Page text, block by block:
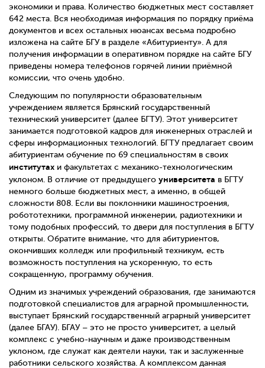
экономики и права. Количество бюджетных мест составляет
642 места. Вся необходимая информация по порядку приёма
документов и всех остальных нюансах весьма подробно
изложена на сайте БГУ в разделе «Абитуриенту». А для
получения информации в оперативном порядке на сайте БГУ
приведены номера телефонов горячей линии приёмной
комиссии, что очень удобно.
Следующим по популярности образовательным
учреждением является Брянский государственный
технический университет (далее БГТУ). Этот университет
занимается подготовкой кадров для инженерных отраслей и
сферы информационных технологий. БГТУ предлагает своим
абитуриентам обучение по 69 специальностям в своих
институтах и факультетах с механико-технологическим
уклоном. В отличие от предыдущего университета в БГТУ
немного больше бюджетных мест, а именно, в общей
сложности 808. Если вы поклонники машиностроения,
робототехники, программной инженерии, радиотехники и
тому подобных профессий, то двери для поступления в БГТУ
открыты. Обратите внимание, что для абитуриентов,
окончивших колледж или профильный техникум, есть
возможность поступления на ускоренную, то есть
сокращенную, программу обучения.
Одним из значимых учреждений образования, где занимаются
подготовкой специалистов для аграрной промышленности,
выступает Брянский государственный аграрный университет
(далее БГАУ). БГАУ – это не просто университет, а целый
комплекс с учебно-научным и даже производственным
уклоном, где служат как деятели науки, так и заслуженные
работники сельского хозяйства. А комплексом данная